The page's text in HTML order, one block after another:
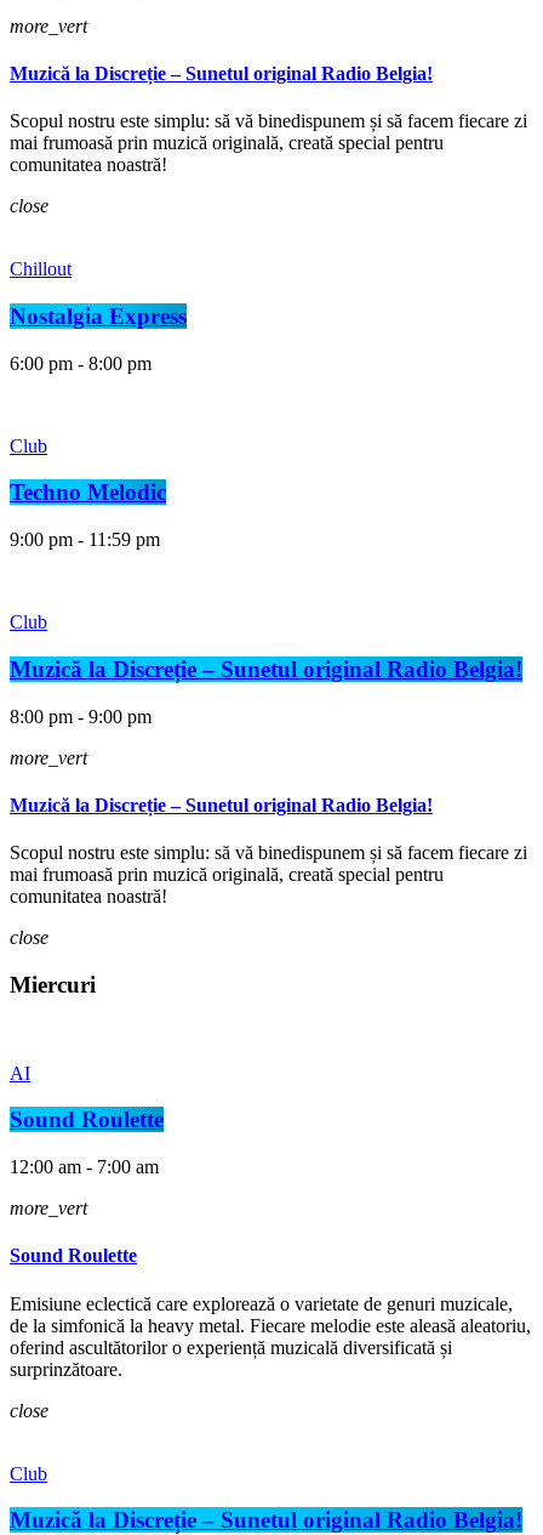
more_vert
Muzică la Discreție – Sunetul original Radio Belgia!
Scopul nostru este simplu: să vă binedispunem și să facem fiecare zi
mai frumoasă prin muzică originală, creată special pentru
comunitatea noastră!
close
Chillout
Nostalgia Express
6:00 pm - 8:00 pm
Club
Techno Melodic
9:00 pm - 11:59 pm
Club
Muzică la Discreție – Sunetul original Radio Belgia!
8:00 pm - 9:00 pm
more_vert
Muzică la Discreție – Sunetul original Radio Belgia!
Scopul nostru este simplu: să vă binedispunem și să facem fiecare zi
mai frumoasă prin muzică originală, creată special pentru
comunitatea noastră!
close
Miercuri
AI
Sound Roulette
12:00 am - 7:00 am
more_vert
Sound Roulette
Emisiune eclectică care explorează o varietate de genuri muzicale,
de la simfonică la heavy metal. Fiecare melodie este aleasă aleatoriu,
oferind ascultătorilor o experiență muzicală diversificată și
surprinzătoare.
close
Club
Muzică la Discreție – Sunetul original Radio Belgia!